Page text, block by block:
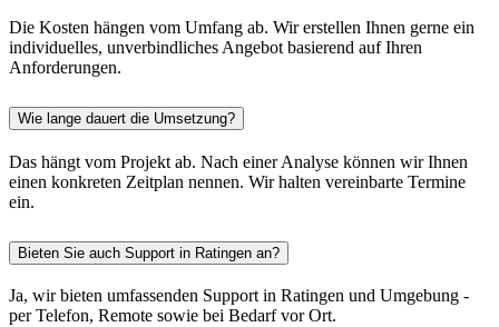
Die Kosten hängen vom Umfang ab. Wir erstellen Ihnen gerne ein
individuelles, unverbindliches Angebot basierend auf Ihren
Anforderungen.
Wie lange dauert die Umsetzung?
Das hängt vom Projekt ab. Nach einer Analyse können wir Ihnen
einen konkreten Zeitplan nennen. Wir halten vereinbarte Termine
ein.
Bieten Sie auch Support in Ratingen an?
Ja, wir bieten umfassenden Support in Ratingen und Umgebung -
per Telefon, Remote sowie bei Bedarf vor Ort.